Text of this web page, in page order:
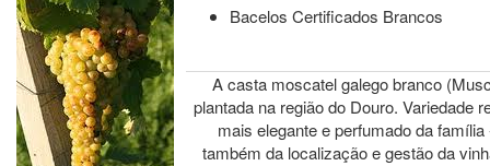
Bacelos Certificados Brancos
A casta moscatel galego branco
plantada na região do Douro. Variedade
mais elegante e perfumado da
também da localização e gestão da